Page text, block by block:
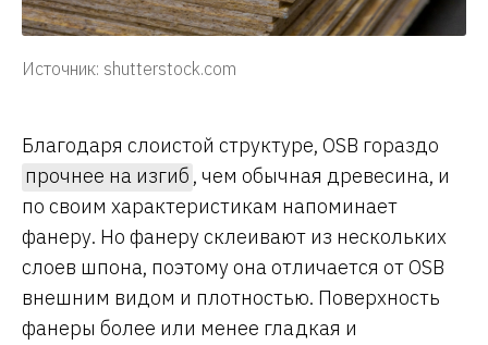
Источник: shutterstock.com
Благодаря слоистой структуре, OSB гораздо
прочнее на изгиб , чем обычная древесина, и
по своим характеристикам напоминает
фанеру. Но фанеру склеивают из нескольких
слоев шпона, поэтому она отличается от OSB
внешним видом и плотностью. Поверхность
фанеры более или менее гладкая и